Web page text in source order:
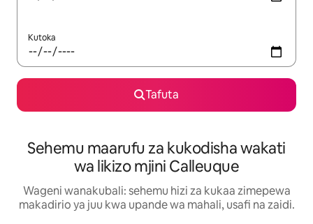
Kutoka
Tafuta
Sehemu maarufu za kukodisha wakati
wa likizo mjini Calleuque
Wageni wanakubali: sehemu hizi za kukaa zimepewa
makadirio ya juu kwa upande wa mahali, usafi na zaidi.